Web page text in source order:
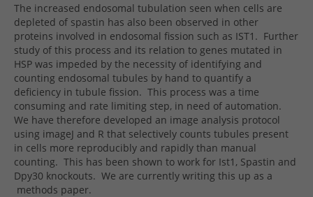
The increased endosomal tubulation seen when cells are
depleted of spastin has also been observed in other
proteins involved in endosomal fission such as IST1. Further
study of this process and its relation to genes mutated in
HSP was impeded by the necessity of identifying and
counting endosomal tubules by hand to quantify a
deficiency in tubule fission. This process was a time
consuming and rate limiting step, in need of automation.
We have therefore developed an image analysis protocol
using imageJ and R that selectively counts tubules present
in cells more reproducibly and rapidly than manual
counting. This has been shown to work for Ist1, Spastin and
Dpy30 knockouts. We are currently writing this up as a
methods paper.